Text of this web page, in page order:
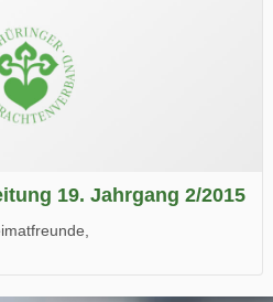
19. Jahrgang 2/2015
beim Lesen.